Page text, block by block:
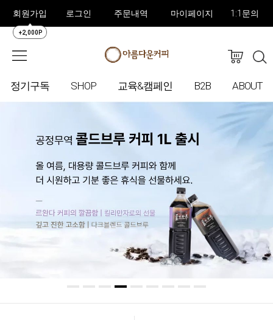
회원가입
+2,000P
로그인 주문내역 마이페이지 1:1문의
정기구독 SHOP 교육&캠페인 B2B ABOUT